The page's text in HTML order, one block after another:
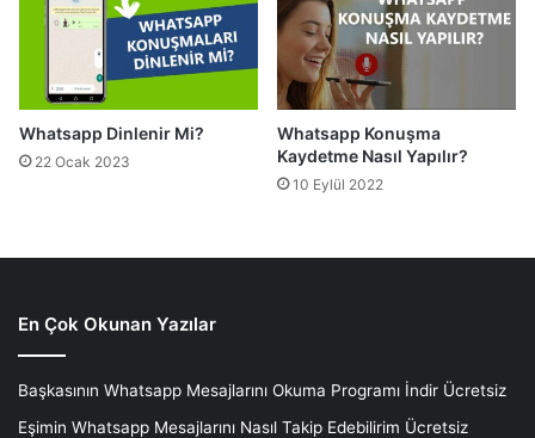
Whatsapp Dinlenir Mi?
22 Ocak 2023
Whatsapp Konuşma
Kaydetme Nasıl Yapılır?
10 Eylül 2022
En Çok Okunan Yazılar
Başkasının Whatsapp Mesajlarını Okuma Programı İndir Ücretsiz
Eşimin Whatsapp Mesajlarını Nasıl Takip Edebilirim Ücretsiz